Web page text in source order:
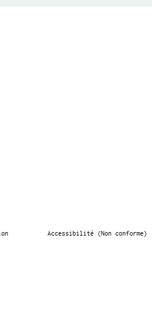
Accessibilité (Non conforme)